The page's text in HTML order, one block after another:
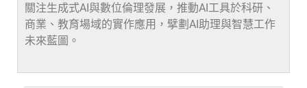
關注生成式AI與數位倫理發展，推動AI工具於科研、
商業、教育場域的實作應用，擘劃AI助理與智慧工作
未來藍圖。